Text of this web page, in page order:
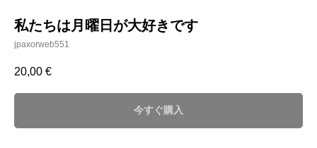
私たちは月曜日が大好きです
jpaxorweb551
20,00 €
今すぐ購入